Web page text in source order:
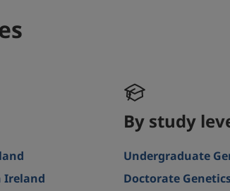
Ireland
By study
Undergraduate
Doctorate